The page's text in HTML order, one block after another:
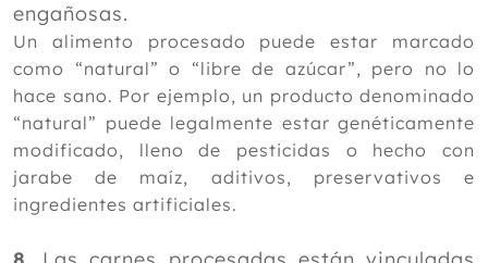
engañosas.
Un alimento procesado puede estar marcado
como “natural” o “libre de azúcar”, pero no lo
hace sano. Por ejemplo, un producto denominado
“natural” puede legalmente estar genéticamente
modificado, lleno de pesticidas o hecho con
jarabe de maíz, aditivos, preservativos e
ingredientes artificiales.